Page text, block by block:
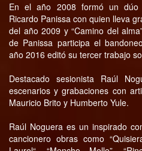
En el año 2008 formó un dúo
Ricardo Panissa con quien lleva
del año 2009 y “Camino del
de Panissa participa el
año 2016 editó su tercer trabajo
Destacado sesionista Raúl
escenarios y grabaciones con
Mauricio Brito y Humberto Yule.
Raúl Noguera es un inspirado
cancionero obras como